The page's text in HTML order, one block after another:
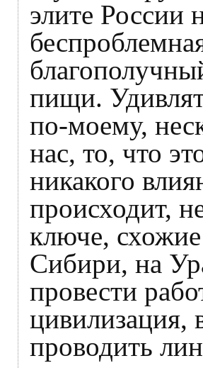
элите России
пищи.
по-моему,
нас, то, что
никакого
происходит,
ключе,
Сибири, на
провести
цивилизация,
проводить